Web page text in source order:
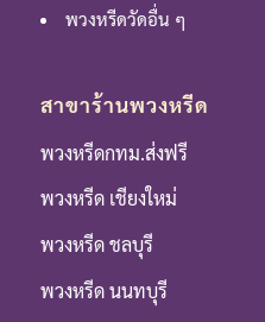
พวงหรีดวัดอื่น ๆ
สาขาร้านพวงหรีด
พวงหรีดกทม.ส่งฟรี
พวงหรีด เชียงใหม่
พวงหรีด ชลบุรี
พวงหรีด นนทบุรี